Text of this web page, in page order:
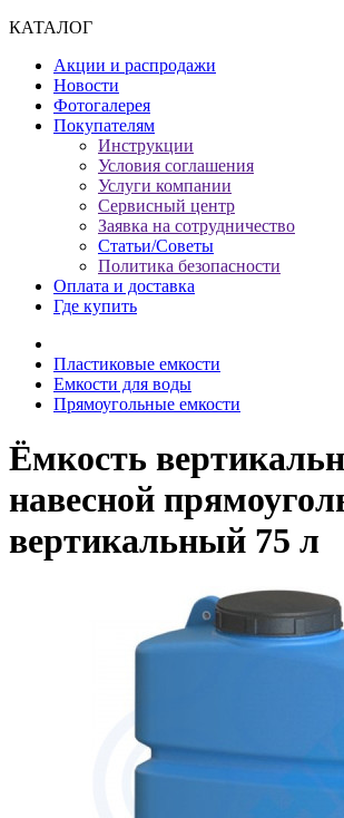
КАТАЛОГ
Акции и распродажи
Новости
Фотогалерея
Покупателям
Инструкции
Условия соглашения
Услуги компании
Сервисный центр
Заявка на сотрудничество
Статьи/Советы
Политика безопасности
Оплата и доставка
Где купить
Пластиковые емкости
Емкости для воды
Прямоугольные емкости
Ёмкость
навесной
вертикальный 75 л